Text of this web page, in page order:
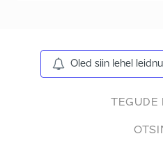
Oled siin lehel
TEGUDE